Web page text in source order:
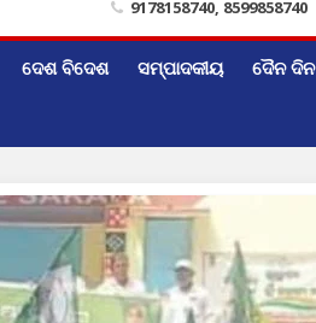
9178158740, 8599858740
ଦେଶ ବିଦେଶ ସମ୍ପାଦକୀୟ ଦୈନ ଦିନ